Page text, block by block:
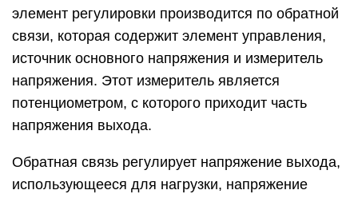
элемент регулировки производится по обратной
связи, которая содержит элемент управления,
источник основного напряжения и измеритель
напряжения. Этот измеритель является
потенциометром, с которого приходит часть
напряжения выхода.
Обратная связь регулирует напряжение выхода,
использующееся для нагрузки, напряжение